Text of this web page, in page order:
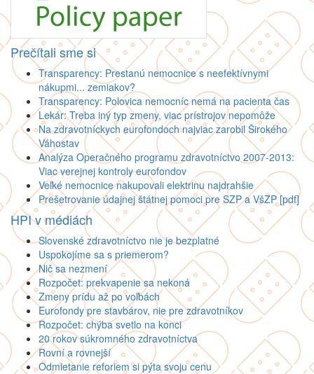
Prečítali sme si
Transparency: Prestanú nemocnice s neefektívnymi
nákupmi... zemiakov?
Transparency: Polovica nemocníc nemá na pacienta čas
Lekár: Treba iný typ zmeny, viac prístrojov nepomôže
Na zdravotníckych eurofondoch najviac zarobil Širokého
Váhostav
Analýza Operačného programu zdravotníctvo 2007-2013:
Viac verejnej kontroly eurofondov
Veľké nemocnice nakupovali elektrinu najdrahšie
Prešetrovanie údajnej štátnej pomoci pre SZP a VšZP [pdf]
HPI v médiách
Slovenské zdravotníctvo nie je bezplatné
Uspokojíme sa s priemerom?
Nič sa nezmení
Rozpočet: prekvapenie sa nekoná
Zmeny prídu až po voľbách
Eurofondy pre stavbárov, nie pre zdravotníkov
Rozpočet: chýba svetlo na konci
20 rokov súkromného zdravotníctva
Rovní a rovnejší
Odmietanie reforiem si pýta svoju cenu